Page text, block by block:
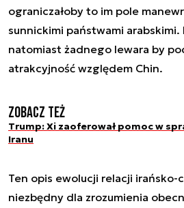
ograniczałoby to im pole
sunnickimi państwami arabskimi.
natomiast żadnego lewara by
atrakcyjność względem Chin.
Zobacz też
Trump: Xi zaoferował pomoc w
Iranu
Ten opis ewolucji relacji irańsko-
niezbędny dla zrozumienia